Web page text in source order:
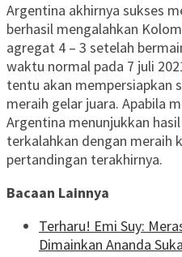
Argentina akhirnya sukses
berhasil mengalahkan
agregat 4 – 3 setelah
waktu normal pada 7 juli
tentu akan mempersiapkan
meraih gelar juara. Apabila
Argentina menunjukkan
terkalahkan dengan meraih
pertandingan terakhirnya.
Bacaan Lainnya
Terharu! Emi Suy:
Dimainkan Ananda